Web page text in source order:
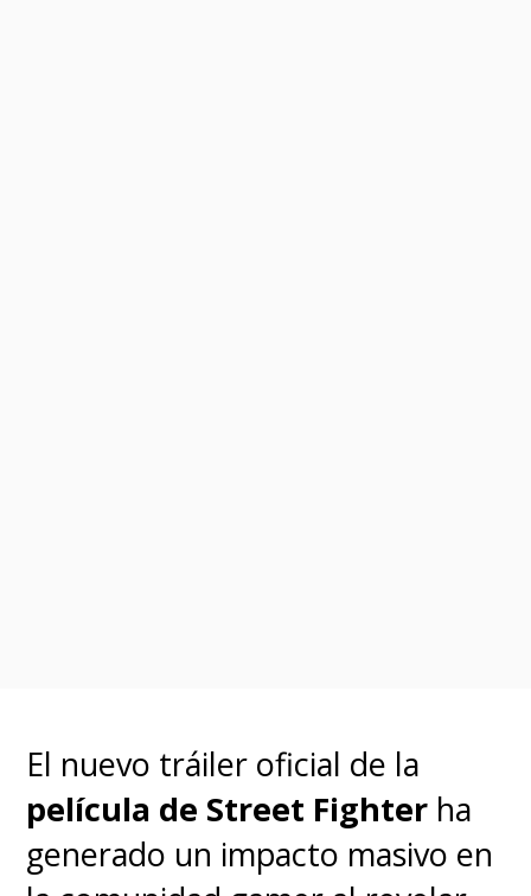
profesionales del negocio de
cazar fantasmas, y descubrirán
su desconocida conexión con los
El nuevo tráiler oficial de la
película de Street Fighter ha
generado un impacto masivo en